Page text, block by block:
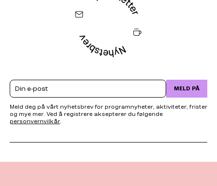
Email MELD PÅ
Meld deg på vårt nyhetsbrev for programnyheter, aktiviteter, frister
og mye mer. Ved å registrere aksepterer du følgende
personvernvilkår.